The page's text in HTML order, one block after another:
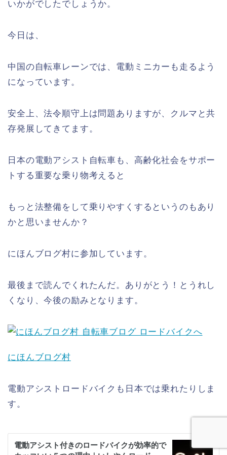
いかがでしたでしょうか。
今日は、
中国の自転車レーンでは、電動ミニカーも走るよう
になっています。
安全上、法令順守上は問題ありますが、クルマと共
存発展してきてます。
日本の電動アシスト自転車も、高齢化社会をサポー
トする重要な乗り物考えると
もっと法整備をして乗りやすくするというのもあり
かと思いませんか？
にほんブログ村に参加しています。
最後まで読んでくれたんだ。ありがとう！とうれし
くなり、今後の励みとなります。
にほんブログ村
電動アシストロードバイクも日本では乗れたりしま
す。